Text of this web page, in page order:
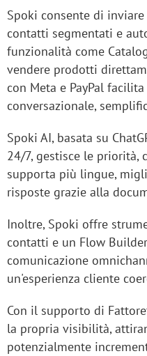
Spoki consente di
contatti segmentati e
funzionalità come
vendere prodotti
con Meta e PayPal
conversazionale,
Spoki AI, basata su
24/7, gestisce le priorità,
supporta più lingue,
risposte grazie alla
Inoltre, Spoki offre
contatti e un Flow
comunicazione
un'esperienza cliente
Con il supporto di
la propria visibilità,
potenzialmente